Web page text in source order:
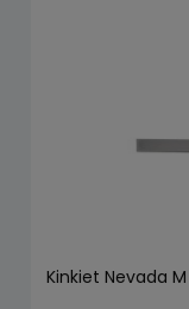
Kinkiet Nevada